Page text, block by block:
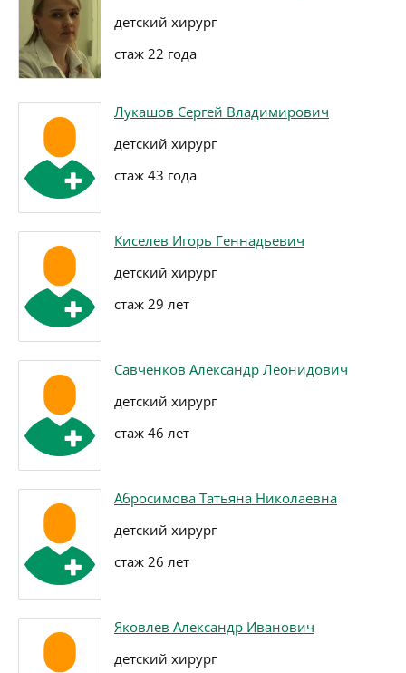
детский хирург
стаж 22 года
Лукашов Сергей Владимирович
детский хирург
стаж 43 года
Киселев Игорь Геннадьевич
детский хирург
стаж 29 лет
Савченков Александр Леонидович
детский хирург
стаж 46 лет
Абросимова Татьяна Николаевна
детский хирург
стаж 26 лет
Яковлев Александр Иванович
детский хирург